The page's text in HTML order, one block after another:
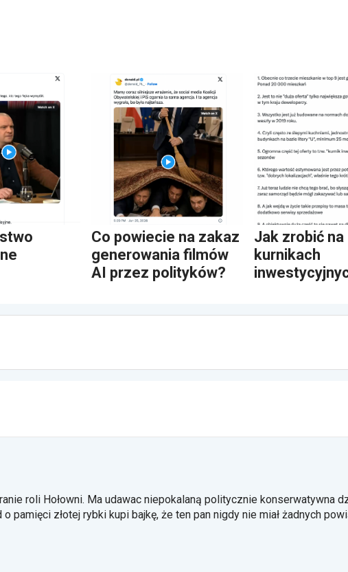
Co powiecie na zakaz
generowania filmów
AI przez polityków?
Jak zrobić na
kurnikach
roli Hołowni. Ma udawac niepokalaną politycznie konserwatywna
pamięci złotej rybki kupi bajkę, że ten pan nigdy nie miał żadnych